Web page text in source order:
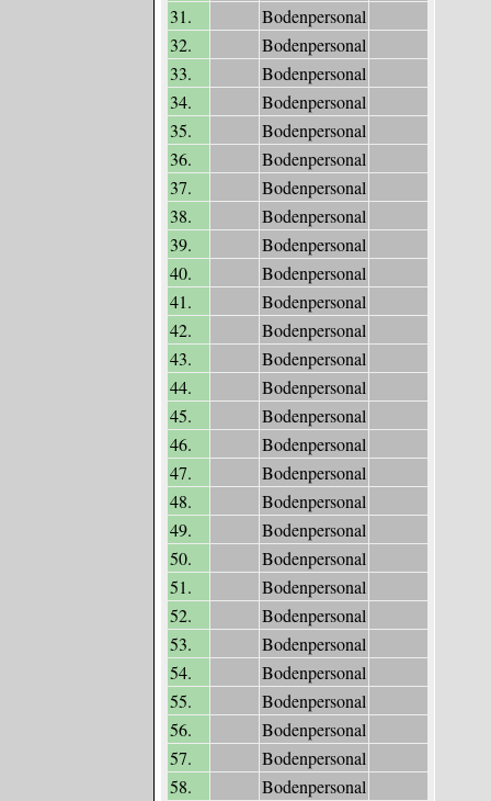
31.
Bodenpersonal
32.
Bodenpersonal
33.
Bodenpersonal
34.
Bodenpersonal
35.
Bodenpersonal
36.
Bodenpersonal
37.
Bodenpersonal
38.
Bodenpersonal
39.
Bodenpersonal
40.
Bodenpersonal
41.
Bodenpersonal
42.
Bodenpersonal
43.
Bodenpersonal
44.
Bodenpersonal
45.
Bodenpersonal
46.
Bodenpersonal
47.
Bodenpersonal
48.
Bodenpersonal
49.
Bodenpersonal
50.
Bodenpersonal
51.
Bodenpersonal
52.
Bodenpersonal
53.
Bodenpersonal
54.
Bodenpersonal
55.
Bodenpersonal
56.
Bodenpersonal
57.
Bodenpersonal
58.
Bodenpersonal